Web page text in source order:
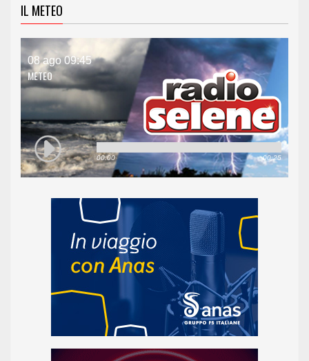
IL METEO
08 ago 09:45
METEO
00:00 00:25